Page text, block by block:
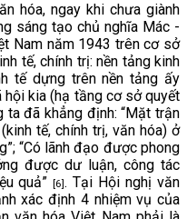
hóa, ngay khi chưa giành
sáng tạo chủ nghĩa Mác -
Nam năm 1943 trên cơ sở
tế, chính trị: nền tảng kinh
tế dựng trên nền tảng ấy
hội kia (hạ tầng cơ sở quyết
ta đã khẳng định: “Mặt trận
tế, chính trị, văn hóa) ở
“Có lãnh đạo được phong
được dư luận, công tác
quả”[6]. Tại Hội nghị văn
xác định 4 nhiệm vụ của